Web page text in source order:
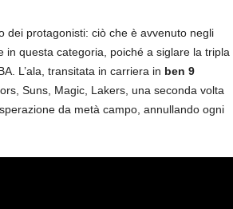
dei protagonisti: ciò che è avvenuto negli
questa categoria, poiché a siglare la tripla
L’ala, transitata in carriera in ben 9
Suns, Magic, Lakers, una seconda volta
da metà campo, annullando ogni